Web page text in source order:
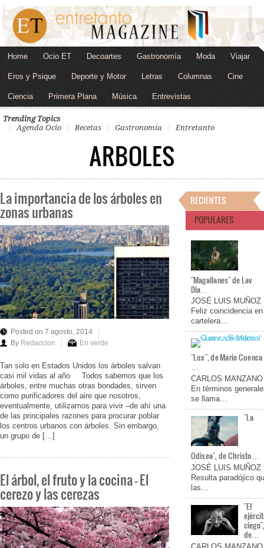
Home Ocio ET Decoartes Gastronomía Moda Viajar
Eros y Psique Deporte y Motor Letras Columnas Cine
Ciencia Primera Plana Música Entrevistas
Trending Topics
Agenda Ocio
Recetas Gastronomía Entretanto
ARBOLES
La importancia de los árboles en
zonas urbanas
Posted on 7 agosto, 2014
By Redaccion En verde
Tan solo en Estados Unidos los árboles salvan
casi mil vidas al año Todos sabemos que los
árboles, entre muchas otras bondades, sirven
como purificadores del aire que nosotros,
eventualmente, utilizamos para vivir –de ahí una
de las principales razones para procurar poblar
los centros urbanos con árboles. Sin embargo,
un grupo de […]
El árbol, el fruto y la cocina – El
cerezo y las cerezas
RECIENTES
POPULARES
"Magallanes" de Lav
Dia…
JOSÉ LUIS MUÑOZ
Feliz coincidencia en
cartelera…
"Lux", de Mario Cuenca
…
CARLOS MANZANO
En términos
se llama…
"La
Odisea", de Christo…
JOSÉ LUIS MUÑOZ
Resulta paradójico
las…
"El
de…